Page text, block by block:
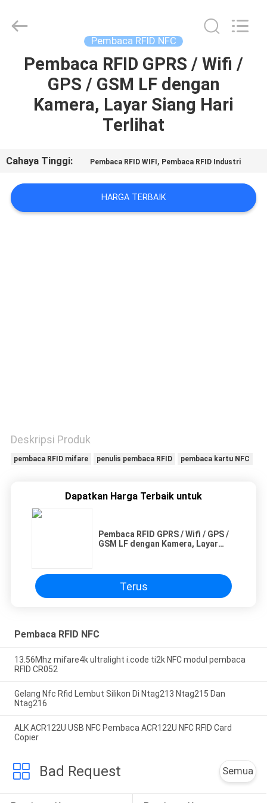
RUMAH
PRODUK
KAMI
TUR
PABRIK
SITEMAP
Online
Market.
Reserved.
Pembaca RFID NFC
Pembaca RFID GPRS / Wifi /
GPS / GSM LF dengan
Kamera, Layar Siang Hari
Terlihat
Cahaya Tinggi: Pembaca RFID WIFI , Pembaca RFID Industri
HARGA TERBAIK
Deskripsi Produk
pembaca RFID mifare penulis pembaca RFID pembaca kartu NFC
Dapatkan Harga Terbaik untuk
Pembaca RFID GPRS / Wifi / GPS /
GSM LF dengan Kamera, Layar
Terus
Pembaca RFID NFC
13.56Mhz mifare4k ultralight i.code ti2k NFC modul pembaca
RFID CR052
Gelang Nfc Rfid Lembut Silikon Di Ntag213 Ntag215 Dan
Ntag216
ALK ACR122U USB NFC Pembaca ACR122U NFC RFID Card
Copier
Bad Request Semua